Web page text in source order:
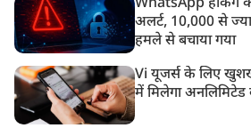
WhatsApp हैकिंग
अलर्ट, 10,000 से
हमले से बचाया गया
Vi यूजर्स के लिए
में मिलेगा